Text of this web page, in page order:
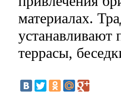
материалах.
устанавливают
террасы,